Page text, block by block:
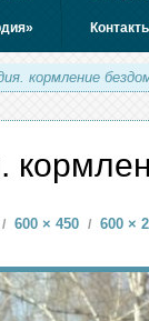
кормление
/ 600 × 450 / 600 ×